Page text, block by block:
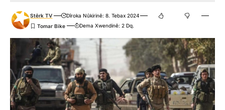
Stêrk TV
Dîroka Nûkirinê: 8. Tebax 2024
Dema Xwendinê: 2 Dq.